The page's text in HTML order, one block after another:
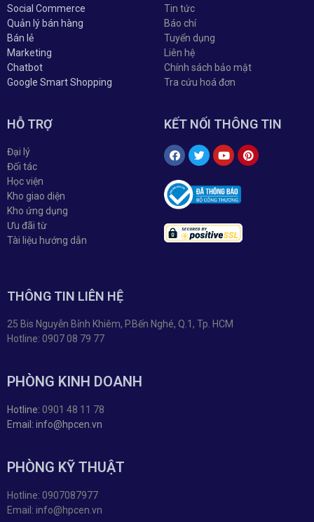
Social Commerce
Quản lý bán hàng
Bán lẻ
Marketing
Chatbot
Google Smart Shopping
Tin tức
Báo chí
Tuyển dụng
Liên hệ
Chính sách bảo mật
Tra cứu hoá đơn
HỖ TRỢ
Đại lý
Đối tác
Học viện
Kho giao diện
Kho ứng dụng
Ưu đãi từ
Tài liệu hướng dẫn
KẾT NỐI THÔNG TIN
THÔNG TIN LIÊN HỆ
25 Bis Nguyễn Bỉnh Khiêm, P.Bến Nghé, Q.1, Tp. HCM
Hotline: 0907 08 79 77
PHÒNG KINH DOANH
Hotline: 0901 48 11 78
Email: info@hpcen.vn
PHÒNG KỸ THUẬT
Hotline: 0907087977
Email: info@hpcen.vn